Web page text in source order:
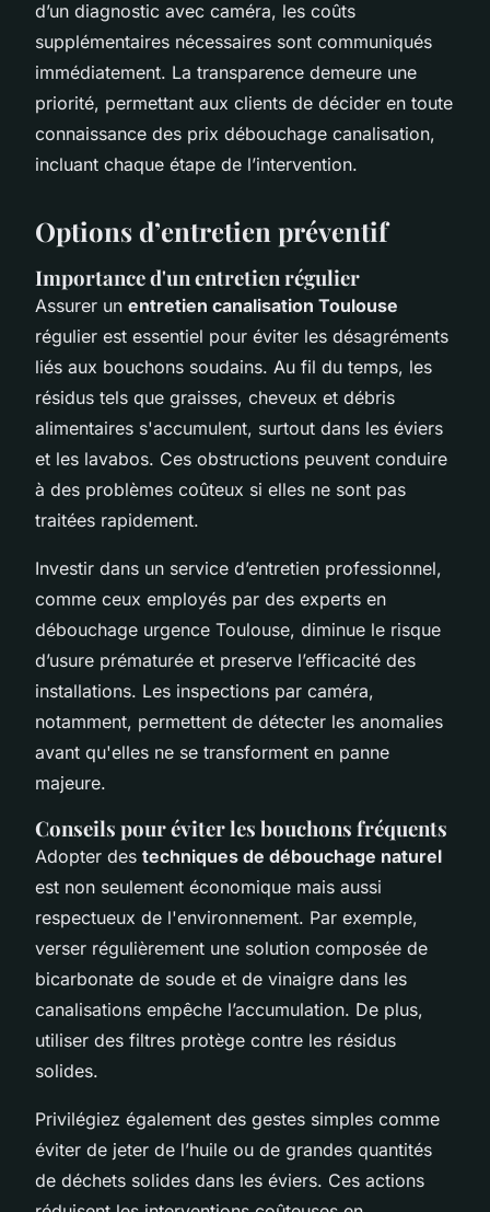
d’un diagnostic avec caméra, les coûts
supplémentaires nécessaires sont communiqués
immédiatement. La transparence demeure une
priorité, permettant aux clients de décider en toute
connaissance des prix débouchage canalisation,
incluant chaque étape de l’intervention.
Options d’entretien préventif
Importance d'un entretien régulier
Assurer un entretien canalisation Toulouse
régulier est essentiel pour éviter les désagréments
liés aux bouchons soudains. Au fil du temps, les
résidus tels que graisses, cheveux et débris
alimentaires s'accumulent, surtout dans les éviers
et les lavabos. Ces obstructions peuvent conduire
à des problèmes coûteux si elles ne sont pas
traitées rapidement.
Investir dans un service d’entretien professionnel,
comme ceux employés par des experts en
débouchage urgence Toulouse, diminue le risque
d’usure prématurée et preserve l’efficacité des
installations. Les inspections par caméra,
notamment, permettent de détecter les anomalies
avant qu'elles ne se transforment en panne
majeure.
Conseils pour éviter les bouchons fréquents
Adopter des techniques de débouchage naturel
est non seulement économique mais aussi
respectueux de l'environnement. Par exemple,
verser régulièrement une solution composée de
bicarbonate de soude et de vinaigre dans les
canalisations empêche l’accumulation. De plus,
utiliser des filtres protège contre les résidus
solides.
Privilégiez également des gestes simples comme
éviter de jeter de l’huile ou de grandes quantités
de déchets solides dans les éviers. Ces actions